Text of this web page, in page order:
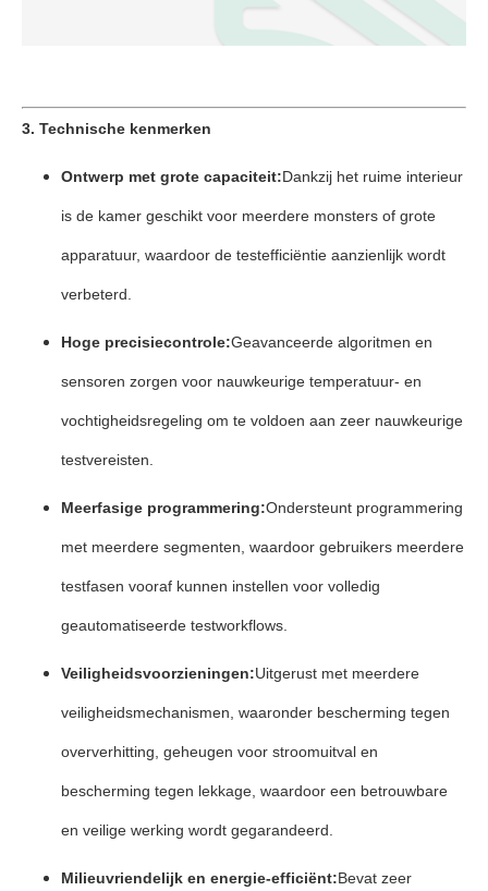
3. Technische kenmerken
Ontwerp met grote capaciteit:Dankzij het ruime interieur
is de kamer geschikt voor meerdere monsters of grote
apparatuur, waardoor de testefficiëntie aanzienlijk wordt
verbeterd.
Hoge precisiecontrole:Geavanceerde algoritmen en
sensoren zorgen voor nauwkeurige temperatuur- en
vochtigheidsregeling om te voldoen aan zeer nauwkeurige
testvereisten.
Meerfasige programmering:Ondersteunt programmering
met meerdere segmenten, waardoor gebruikers meerdere
testfasen vooraf kunnen instellen voor volledig
geautomatiseerde testworkflows.
Veiligheidsvoorzieningen:Uitgerust met meerdere
veiligheidsmechanismen, waaronder bescherming tegen
oververhitting, geheugen voor stroomuitval en
bescherming tegen lekkage, waardoor een betrouwbare
en veilige werking wordt gegarandeerd.
Milieuvriendelijk en energie-efficiënt:Bevat zeer